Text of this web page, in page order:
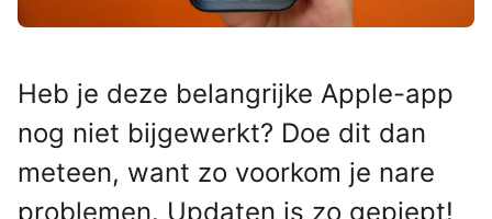
Heb je deze belangrijke Apple-app
nog niet bijgewerkt? Doe dit dan
meteen, want zo voorkom je nare
problemen. Updaten is zo gepiept!